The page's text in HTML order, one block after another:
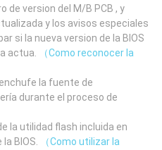
de version del M/B PCB , y
y los avisos especiales
si la nueva version de la BIOS
actua.
（Como reconocer la
la fuente de
durante el proceso de
la utilidad flash incluida en
BIOS.
（Como utilizar la